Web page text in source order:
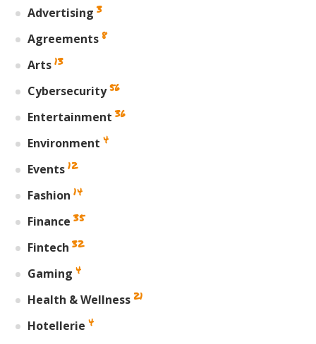
Advertising 3
Agreements 8
Arts 13
Cybersecurity 56
Entertainment 36
Environment 4
Events 12
Fashion 14
Finance 35
Fintech 32
Gaming 4
Health & Wellness 21
Hotellerie 4